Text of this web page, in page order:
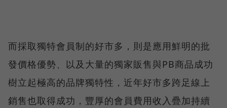
而採取獨特會員制的好市多，則是應用鮮明的批
發價格優勢、以及大量的獨家販售與PB商品成功
樹立起極高的品牌獨特性，近年好市多跨足線上
銷售也取得成功，豐厚的會員費用收入疊加持續